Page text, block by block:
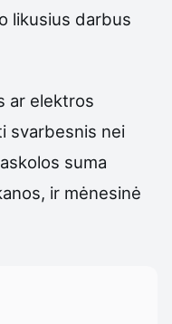
likusius darbus
ar elektros
svarbesnis nei
suma
ir mėnesinė